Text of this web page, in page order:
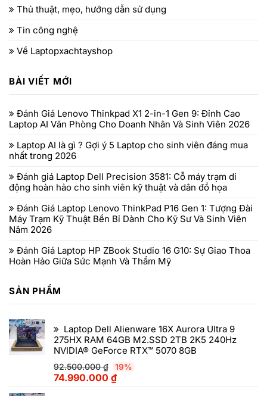
Thủ thuật, mẹo, hướng dẫn sử dụng
Tin công nghệ
Về Laptopxachtayshop
BÀI VIẾT MỚI
Đánh Giá Lenovo Thinkpad X1 2-in-1 Gen 9: Đỉnh Cao
Laptop AI Văn Phòng Cho Doanh Nhân Và Sinh Viên 2026
Laptop AI là gì ? Gợi ý 5 Laptop cho sinh viên đáng mua
nhất trong 2026
Đánh giá Laptop Dell Precision 3581: Cỗ máy trạm di
động hoàn hảo cho sinh viên kỹ thuật và dân đồ họa
Đánh Giá Laptop Lenovo ThinkPad P16 Gen 1: Tượng Đài
Máy Trạm Kỹ Thuật Bền Bỉ Dành Cho Kỹ Sư Và Sinh Viên
Năm 2026
Đánh Giá Laptop HP ZBook Studio 16 G10: Sự Giao Thoa
Hoàn Hảo Giữa Sức Mạnh Và Thẩm Mỹ
SẢN PHẨM
Laptop Dell Alienware 16X Aurora Ultra 9
275HX RAM 64GB M2.SSD 2TB 2K5 240Hz
NVIDIA® GeForce RTX™ 5070 8GB
92.500.000₫ 19%
74.990.000 ₫